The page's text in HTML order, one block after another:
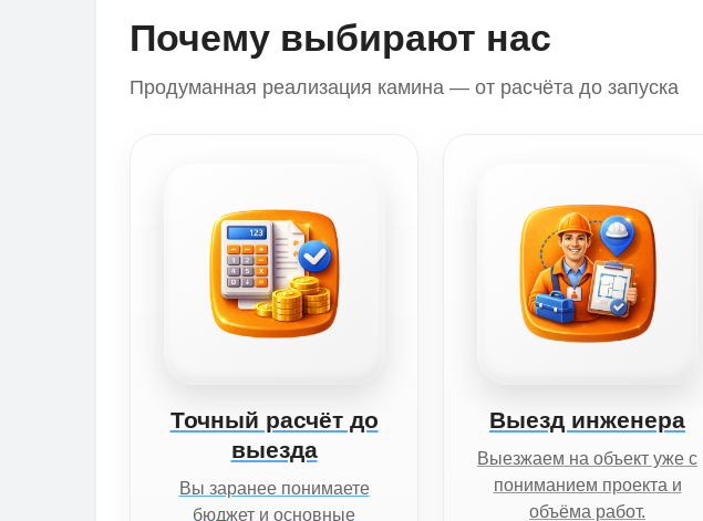
Почему выбирают нас
Продуманная реализация камина — от расчёта до запуска
Точный расчёт до
выезда
Вы заранее понимаете
бюджет и основные
Выезд инженера
Выезжаем на объект уже с
пониманием проекта и
объёма работ.